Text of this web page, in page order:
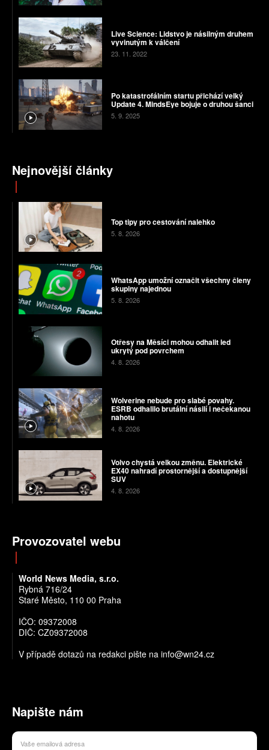
Live Science: Lidstvo je násilným druhem
vyvinutým k válčení
23. 11. 2022
Po katastrofálním startu přichází velký
Update 4. MindsEye bojuje o druhou šanci
5. 9. 2025
Nejnovější články
Top tipy pro cestování nalehko
5. 8. 2026
WhatsApp umožní označit všechny členy
skupiny najednou
5. 8. 2026
Otřesy na Měsíci mohou odhalit led
ukrytý pod povrchem
4. 8. 2026
Wolverine nebude pro slabé povahy.
ESRB odhalilo brutální násilí i nečekanou
nahotu
4. 8. 2026
Volvo chystá velkou změnu. Elektrické
EX40 nahradí prostornější a dostupnější
SUV
4. 8. 2026
Provozovatel webu
World News Media, s.r.o.
Rybná 716/24
Staré Město, 110 00 Praha
IČO: 09372008
DIČ: CZ09372008
V případě dotazů na redakci pište na info@wn24.cz
Napište nám